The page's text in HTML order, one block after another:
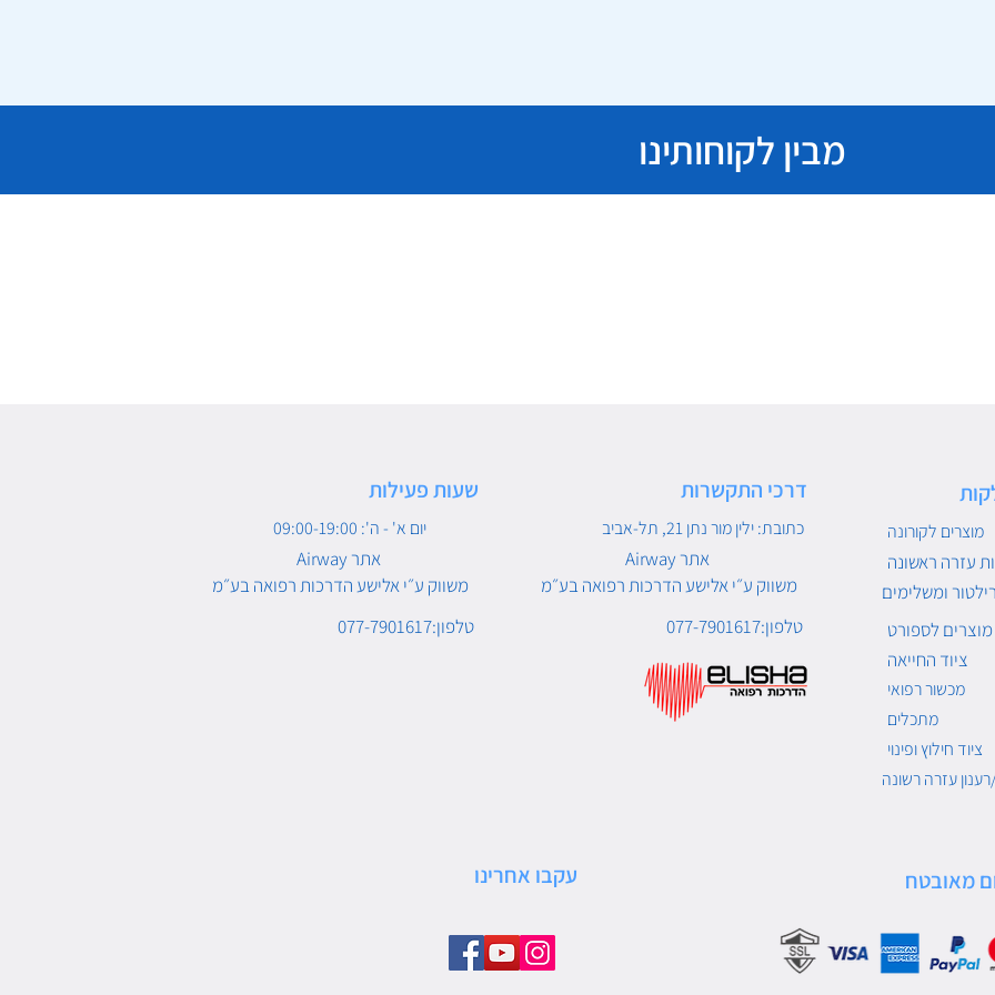
מבין לקוחותינו
שעות פעילות
יום א' - ה': 09:00-19:00
Airway אתר
משווק ע״י אלישע הדרכות רפואה בע״מ
טלפון:077-7901617
דרכי התקשרות
כתובת: ילין מור נתן 21, תל-אביב
Airway אתר
משווק ע״י אלישע הדרכות רפואה בע״מ
טלפון:077-7901617
מוצרים לקורונה
עזרה ראשונה
ומשלימים
מוצרים לספורט
ציוד החייאה
מכשור רפואי
מתכלים
ציוד חילוץ ופינוי
עזרה רשונה
עקבו אחרינו מאובטח